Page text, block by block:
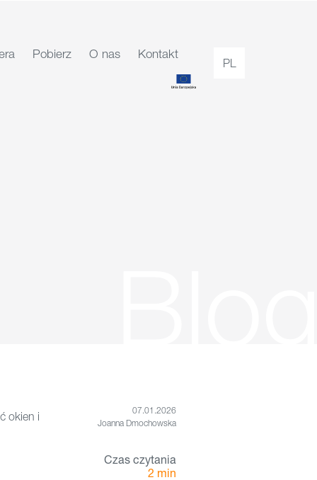
Pobierz O nas Kontakt
PL
okien i
07.01.2026
Joanna Dmochowska
Czas czytania
2 min